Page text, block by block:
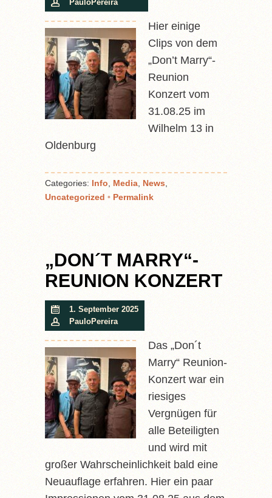
PauloPereira
Hier einige
Clips von dem
„Don’t Marry“-
Reunion
Konzert vom
31.08.25 im
Wilhelm 13 in
Oldenburg
Categories: Info Media News
Uncategorized • Permalink
„DON´T MARRY“-
REUNION KONZERT
1. September 2025
PauloPereira
Das „Don´t
Marry“ Reunion-
Konzert war ein
riesiges
Vergnügen für
alle Beteiligten
und wird mit
großer Wahrscheinlichkeit bald eine
Neuauflage erfahren. Hier ein paar